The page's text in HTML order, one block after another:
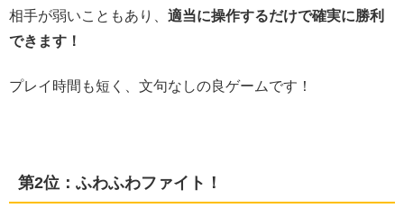
相手が弱いこともあり、 適当に操作するだけで確実に勝利
できます！
プレイ時間も短く、文句なしの良ゲームです！
第2位：ふわふわファイト！